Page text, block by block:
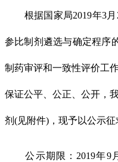
根据国家局2019年3月
参比制剂遴选与确定程序
制药审评和一致性评价工
保证公平、公正、公开，
剂(见附件)，现予以公示征
公示期限：2019年9月